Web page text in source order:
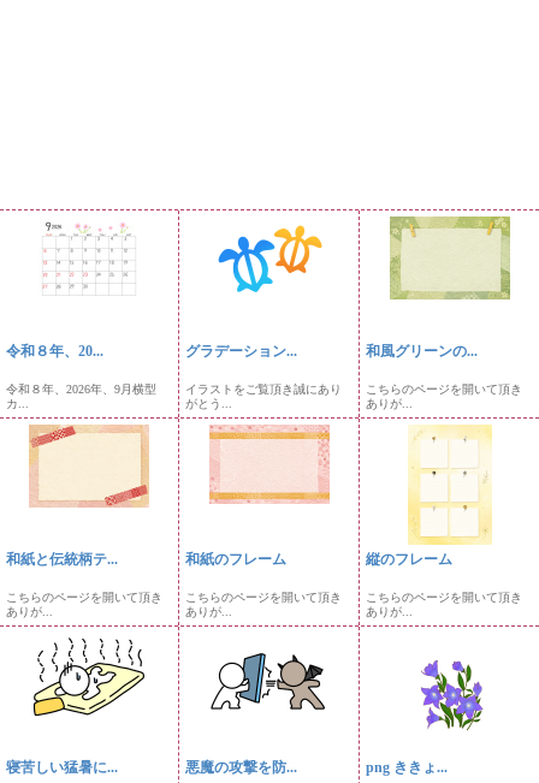
令和８年、20...
令和８年、2026年、9月横型
カ...
グラデーション...
イラストをご覧頂き誠にあり
がとう...
和風グリーンの...
こちらのページを開いて頂き
ありが...
和紙と伝統柄テ...
こちらのページを開いて頂き
ありが...
和紙のフレーム
こちらのページを開いて頂き
ありが...
縦のフレーム
こちらのページを開いて頂き
ありが...
寝苦しい猛暑に... 悪魔の攻撃を防... png ききょ...